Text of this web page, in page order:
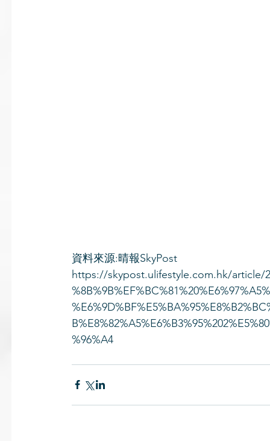
資料來源:晴報SkyPost
https://skypost.ulifestyle.com.hk/article/
%96%A4